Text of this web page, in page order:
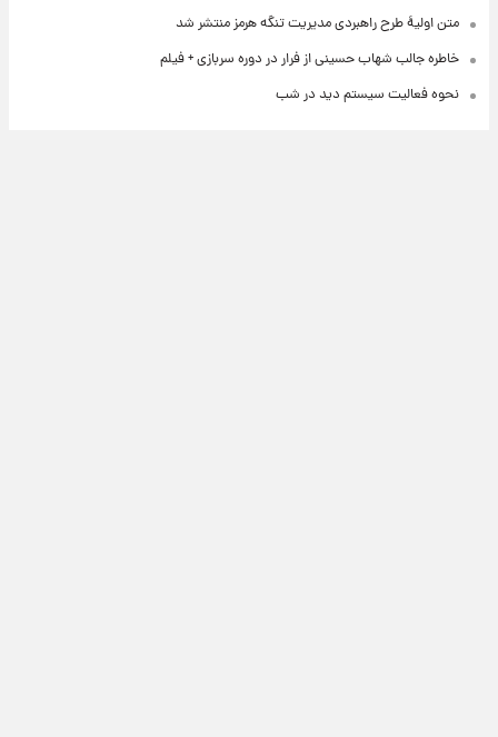
متن اولیۀ طرح راهبردی مدیریت تنگه هرمز منتشر شد
خاطره جالب شهاب حسینی از فرار در دوره سربازی + فیلم
نحوه فعالیت سیستم دید در شب